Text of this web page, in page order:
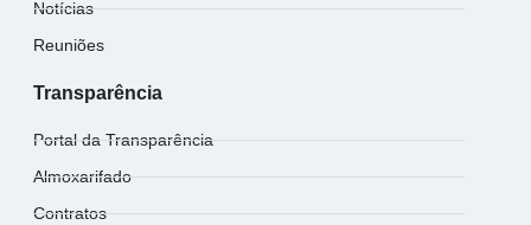
Notícias
Reuniões
Transparência
Portal da Transparência
Almoxarifado
Contratos